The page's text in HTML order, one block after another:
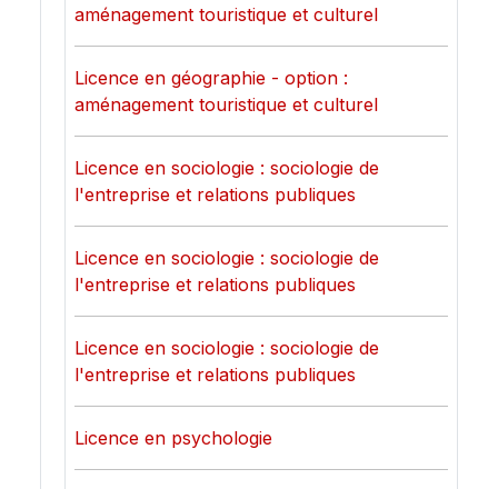
aménagement touristique et culturel
Licence en géographie - option :
aménagement touristique et culturel
Licence en sociologie : sociologie de
l'entreprise et relations publiques
Licence en sociologie : sociologie de
l'entreprise et relations publiques
Licence en sociologie : sociologie de
l'entreprise et relations publiques
Licence en psychologie